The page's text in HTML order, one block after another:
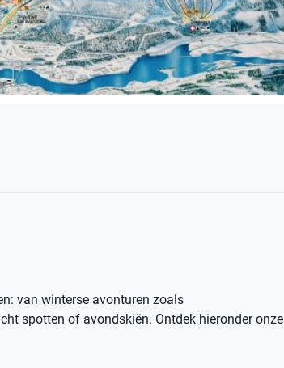
van winterse avonturen zoals
spotten of avondskiën. Ontdek hieronder onze